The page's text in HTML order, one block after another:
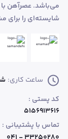
می‌باشد. عصرآهن
شایسته‌ای را برای
ساعت کاری:
کد پستی :
۵۱۵۶۹۱۳۶۱۶
تماس با پشتیبانی :